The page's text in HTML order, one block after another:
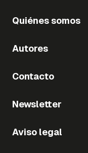
Quiénes somos
Autores
Contacto
Newsletter
Aviso legal